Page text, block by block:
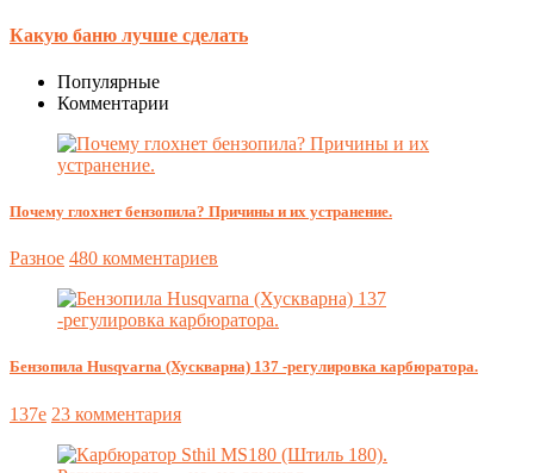
Какую баню лучше сделать
Популярные
Комментарии
Почему глохнет бензопила? Причины и их устранение.
Разное 480 комментариев
Бензопила Husqvarna (Хускварна) 137 -регулировка карбюратора.
137e 23 комментария